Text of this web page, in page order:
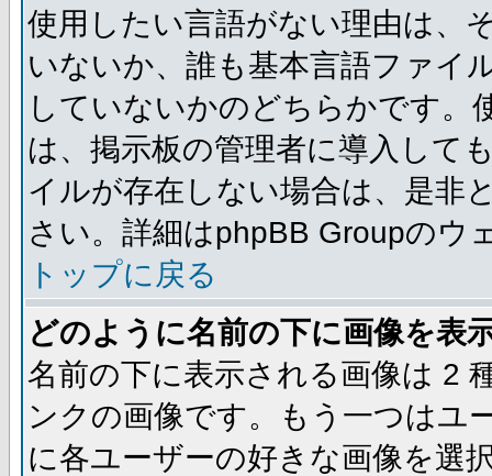
使用したい言語がない理由は、
いないか、誰も基本言語ファイ
していないかのどちらかです。
は、掲示板の管理者に導入して
イルが存在しない場合は、是非
さい。詳細はphpBB Groupのウ
トップに戻る
どのように名前の下に画像を表
名前の下に表示される画像は 2
ンクの画像です。もう一つはユ
に各ユーザーの好きな画像を選